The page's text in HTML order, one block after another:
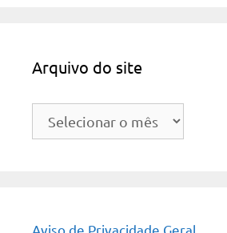
Arquivo do site
Arquivo
Aviso de Privacidade Geral